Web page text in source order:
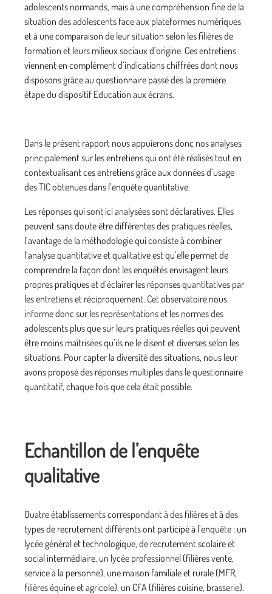
adolescents normands, mais à une compréhension fine de la
situation des adolescents face aux plateformes numériques
et à une comparaison de leur situation selon les filières de
formation et leurs milieux sociaux d’origine. Ces entretiens
viennent en complément d’indications chiffrées dont nous
disposons grâce au questionnaire passé dès la première
étape du dispositif Education aux écrans.
Dans le présent rapport nous appuierons donc nos analyses
principalement sur les entretiens qui ont été réalisés tout en
contextualisant ces entretiens grâce aux données d’usage
des TIC obtenues dans l’enquête quantitative.
Les réponses qui sont ici analysées sont déclaratives. Elles
peuvent sans doute être différentes des pratiques réelles,
l’avantage de la méthodologie qui consiste à combiner
l’analyse quantitative et qualitative est qu’elle permet de
comprendre la façon dont les enquêtés envisagent leurs
propres pratiques et d’éclairer les réponses quantitatives par
les entretiens et réciproquement. Cet observatoire nous
informe donc sur les représentations et les normes des
adolescents plus que sur leurs pratiques réelles qui peuvent
être moins maîtrisées qu’ils ne le disent et diverses selon les
situations. Pour capter la diversité des situations, nous leur
avons proposé des réponses multiples dans le questionnaire
quantitatif, chaque fois que cela était possible.
Echantillon de l’enquête
qualitative
Quatre établissements correspondant à des filières et à des
types de recrutement différents ont participé à l’enquête : un
lycée général et technologique, de recrutement scolaire et
social intermédiaire, un lycée professionnel (filières vente,
service à la personne), une maison familiale et rurale (MFR,
filières équine et agricole), un CFA (filières cuisine, brasserie).